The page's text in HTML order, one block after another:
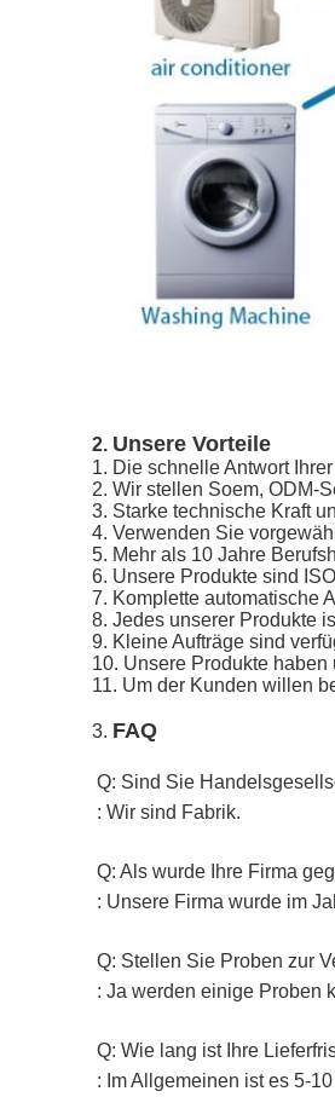
2. Unsere Vorteile
1. Die schnelle Antwort
2. Wir stellen Soem, ODM-
3. Starke technische Kraft
4. Verwenden Sie
5. Mehr als 10 Jahre
6. Unsere Produkte sind
7. Komplette automatische
8. Jedes unserer Produkte
9. Kleine Aufträge sind
10. Unsere Produkte
11. Um der Kunden willen
3. FAQ
Q: Sind Sie
: Wir sind Fabrik.
Q: Als wurde Ihre Firma
: Unsere Firma wurde im
Q: Stellen Sie Proben zur
: Ja werden einige Proben
Q: Wie lang ist Ihre
: Im Allgemeinen ist es 5-